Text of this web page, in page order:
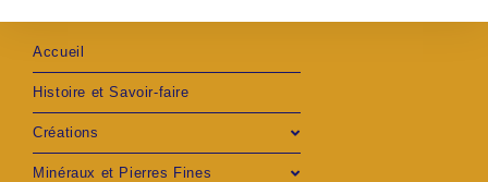
Accueil
Histoire et Savoir-faire
Créations
Minéraux et Pierres Fines